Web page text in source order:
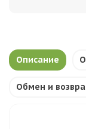
Описание
Обмен и